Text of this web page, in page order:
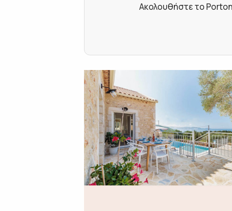
Ακολουθήστε το